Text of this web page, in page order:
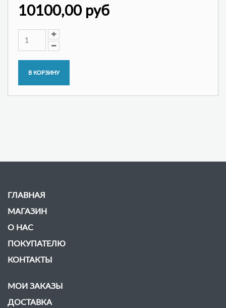
10100,00 руб
ГЛАВНАЯ
МАГАЗИН
О НАС
ПОКУПАТЕЛЮ
КОНТАКТЫ
МОИ ЗАКАЗЫ
ДОСТАВКА